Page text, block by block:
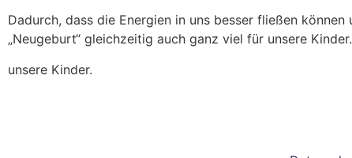
Dadurch, dass die Energien in uns besser fließen
„Neugeburt“ gleichzeitig auch ganz viel für unsere Kinder.
unsere Kinder.